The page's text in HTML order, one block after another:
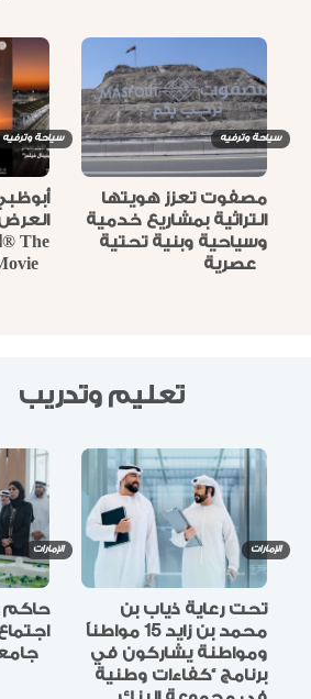
سياحة وترفيه
العرض
سياحة وترفيه
مصفوت تعزز هويتها
التراثية بمشاريع خدمية
وسياحية وبنية تحتية
تعليم وتدريب
الإمارات
حاكم
الإمارات
تحت رعاية ذياب بن
محمد بن زايد 15 مواطناً
ومواطنة يشاركون في
برنامج “كفاءات وطنية